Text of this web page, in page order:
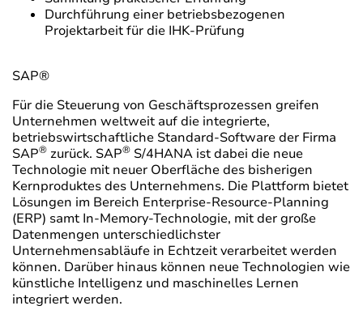
Durchführung einer betriebsbezogenen
Projektarbeit für die IHK-Prüfung
SAP®
Für die Steuerung von Geschäftsprozessen greifen
Unternehmen weltweit auf die integrierte,
betriebswirtschaftliche Standard-Software der Firma
SAP® zurück. SAP® S/4HANA ist dabei die neue
Technologie mit neuer Oberfläche des bisherigen
Kernproduktes des Unternehmens. Die Plattform bietet
Lösungen im Bereich Enterprise-Resource-Planning
(ERP) samt In-Memory-Technologie, mit der große
Datenmengen unterschiedlichster
Unternehmensabläufe in Echtzeit verarbeitet werden
können. Darüber hinaus können neue Technologien wie
künstliche Intelligenz und maschinelles Lernen
integriert werden.